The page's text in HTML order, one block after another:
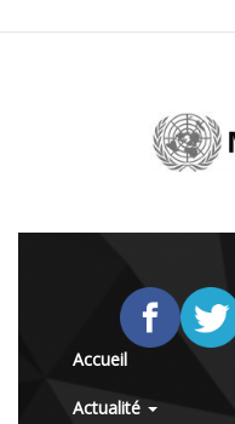
Accueil
Actualité